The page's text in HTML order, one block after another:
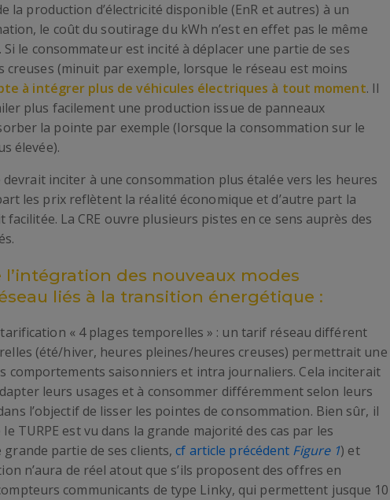
la production d’électricité disponible (EnR et autres) à un
le coût du soutirage du kWh n’est en effet pas le même
le consommateur est incité à déplacer une partie de ses
creuses (minuit par exemple, lorsque le réseau est moins
à intégrer plus de véhicules électriques à tout moment. Il
plus facilement une production issue de panneaux
la pointe par exemple (lorsque la consommation sur le
élevée).
inciter à une consommation plus étalée vers les heures
les prix reflètent la réalité économique et d’autre part la
La CRE ouvre plusieurs pistes en ce sens auprès des
l’intégration des nouveaux modes
liés à la transition énergétique :
« 4 plages temporelles » : un tarif réseau différent
(été/hiver, heures pleines/heures creuses) permettrait une
comportements saisonniers et intra journaliers. Cela inciterait
leurs usages et à consommer différemment selon leurs
l’objectif de lisser les pointes de consommation. Bien sûr, il
TURPE est vu dans la grande majorité des cas par les
partie de ses clients,cf article précédent Figure 1) et
n’aura de réel atout que s’ils proposent des offres en
communicants de type Linky, qui permettent jusque 10